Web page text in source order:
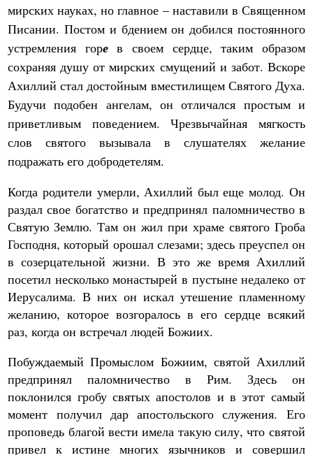
мирских науках, но главное – наставили в Священном
Писании. Постом и бдением он добился постоянного
устремления горев своем сердце, таким образом
сохраняя душу от мирских смущений и забот. Вскоре
Ахиллий стал достойным вместилищем Святого Духа.
Будучи подобен ангелам, он отличался простым и
приветливым поведением. Чрезвычайная мягкость
слов святого вызывала в слушателях желание
подражать его добродетелям.
Когда родители умерли, Ахиллий был еще молод. Он
раздал свое богатство и предпринял паломничество в
Святую Землю. Там он жил при храме святого Гроба
Господня, который орошал слезами; здесь преуспел он
в созерцательной жизни. В это же время Ахиллий
посетил несколько монастырей в пустыне недалеко от
Иерусалима. В них он искал утешение пламенному
желанию, которое возгоралось в его сердце всякий
раз, когда он встречал людей Божиих.
Побуждаемый Промыслом Божиим, святой Ахиллий
предпринял паломничество в Рим. Здесь он
поклонился гробу святых апостолов и в этот самый
момент получил дар апостольского служения. Его
проповедь благой вести имела такую силу, что святой
привел к истине многих язычников и совершил